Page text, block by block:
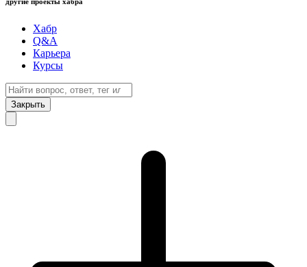
Хабр
Q&A
Карьера
Курсы
Закрыть